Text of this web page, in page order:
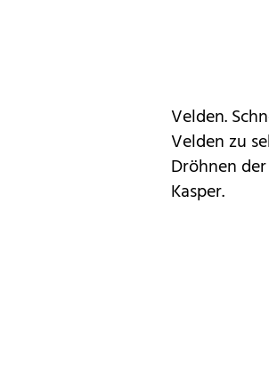
Velden.
Velden zu
Dröhnen
Kasper.